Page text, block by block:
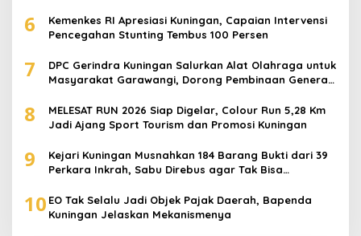
6
Kemenkes RI Apresiasi Kuningan, Capaian Intervensi
Pencegahan Stunting Tembus 100 Persen
7
DPC Gerindra Kuningan Salurkan Alat Olahraga untuk
Masyarakat Garawangi, Dorong Pembinaan Generasi
8
MELESAT RUN 2026 Siap Digelar, Colour Run 5,28 Km
Jadi Ajang Sport Tourism dan Promosi Kuningan
9
Kejari Kuningan Musnahkan 184 Barang Bukti dari 39
Perkara Inkrah, Sabu Direbus agar Tak Bisa
10 EO Tak Selalu Jadi Objek Pajak Daerah, Bapenda
Kuningan Jelaskan Mekanismenya